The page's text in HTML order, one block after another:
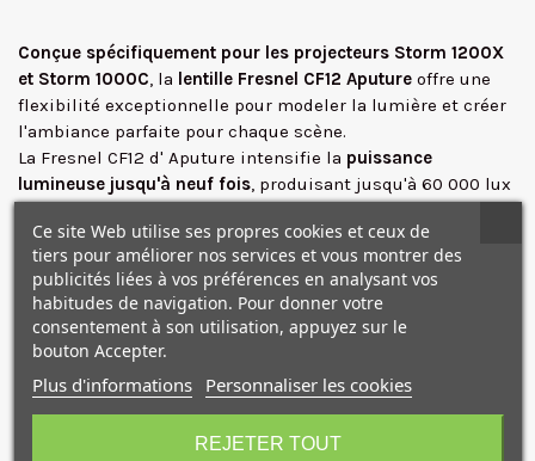
Conçue spécifiquement pour les projecteurs Storm 1200X
et Storm 1000C, la lentille Fresnel CF12 Aputure offre une
flexibilité exceptionnelle pour modeler la lumière et créer
l'ambiance parfaite pour chaque scène.
La Fresnel CF12 d' Aputure intensifie la puissance
lumineuse jusqu'à neuf fois, produisant jusqu'à 60 000 lux
La lentille concentre le faisceau lumineux d'unangle étroit
de 15° à un angle moyen de 45°avec une atténuation
douce du centre vers le bord.
Sa construction robuste et son système de réglage précis
en font un accessoire fiable et performant, capable de
répondre aux exigences des tournages les plus complexes.
La Fresnel CF12 est dotée d'unsupport Bowens ProLock
Ce site Web utilise ses propres cookies et ceux de
tiers pour améliorer nos services et vous montrer des
publicités liées à vos préférences en analysant vos
habitudes de navigation. Pour donner votre
consentement à son utilisation, appuyez sur le
bouton Accepter.
Plus d'informations Personnaliser les cookies
REJETER TOUT
10€ OFFERTS sur votre
premier achat !
✕